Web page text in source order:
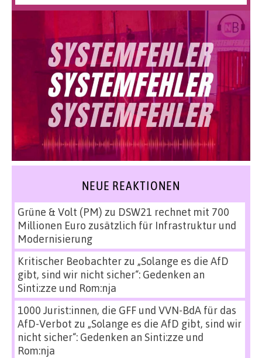
NEUE REAKTIONEN
Grüne & Volt (PM) zu DSW21 rechnet mit 700
Millionen Euro zusätzlich für Infrastruktur und
Modernisierung
Kritischer Beobachterzu „Solange es die AfD
gibt, sind wir nicht sicher“: Gedenken an
Sinti:zze und Rom:nja
1000 Jurist:innen, die GFF und VVN-BdA für das
AfD-Verbot zu „Solange es die AfD gibt, sind wir
nicht sicher“: Gedenken an Sinti:zze und
Rom:nja